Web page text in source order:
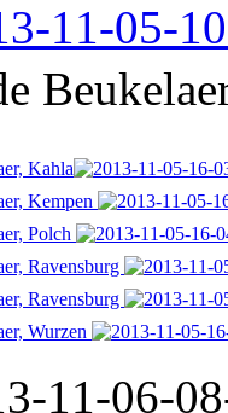
Kahla
Kempen
Polch
Ravensburg
Ravensburg
Wurzen